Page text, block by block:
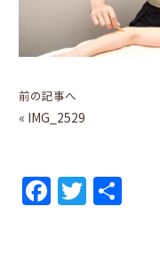
前の記事へ
« IMG_2529
F
a
T
w